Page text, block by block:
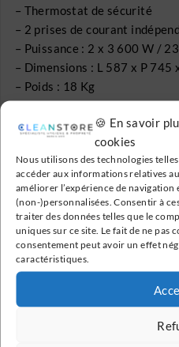
🍪 En savoir
cookies
Nous utilisons des technologies
accéder aux informations relatives
améliorer l’expérience de
(non-)personnalisées. Consentir à
traiter des données telles que le
uniques sur ce site. Le fait de ne pas
consentement peut avoir un effet
caractéristiques.
– Thermostat de sécurité
– 2 prises de courant
– Puissance : 2 x 3 600 W /
– Dimensions : L 587 x P 745
– Poids : 18 Kg
Livraison Gratuite
En France
Paiement Sécurisé
Transactions 100%